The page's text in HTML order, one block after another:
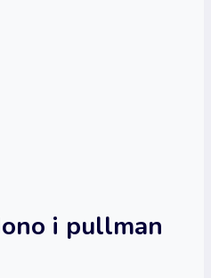
i pullman